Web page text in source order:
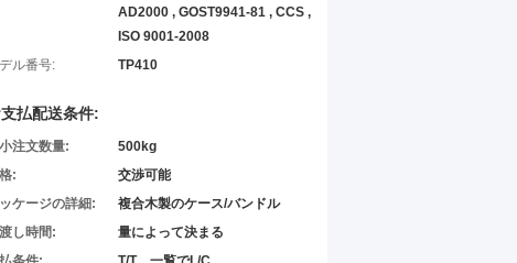
AD2000 , GOST9941-81 , CCS ,
ISO 9001-2008
ル番号:
TP410
払配送条件:
注文数量:
500kg
:
交渉可能
ケージの詳細:
複合木製のケース/バンドル
し時間:
量によって決まる